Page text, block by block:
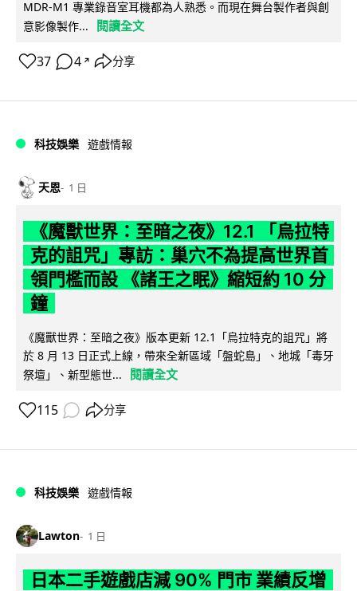
MDR-M1 專業錄音室耳機都為人熟悉。而現在舞台製作者與創
意影像製作...
閱讀全文
37 4 ↗ 分享
科技娛樂 遊戲情報
天恩 1 日
《魔獸世界：至暗之夜》12.1 「烏拉特
克的詛咒」專訪：巢穴不為提高世界首
領門檻而設 《諸王之眠》縮短約 10 分
鐘
《魔獸世界：至暗之夜》版本更新 12.1「烏拉特克的詛咒」將
於 8 月 13 日正式上線，帶來全新區域「盤蛇島」、地城「毒牙
祭壇」、新型態世...
閱讀全文
115 分享
科技娛樂 遊戲情報
Lawton 1 日
日本二手遊戲店減 90% 門市 業績反增